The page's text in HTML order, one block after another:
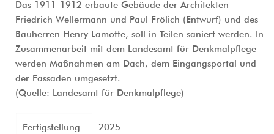
Das 1911-1912 erbaute Gebäude der Architekten
Friedrich Wellermann und Paul Frölich (Entwurf) und des
Bauherren Henry Lamotte, soll in Teilen saniert werden. In
Zusammenarbeit mit dem Landesamt für Denkmalpflege
werden Maßnahmen am Dach, dem Eingangsportal und
der Fassaden umgesetzt.
(Quelle: Landesamt für Denkmalpflege)
Fertigstellung 2025